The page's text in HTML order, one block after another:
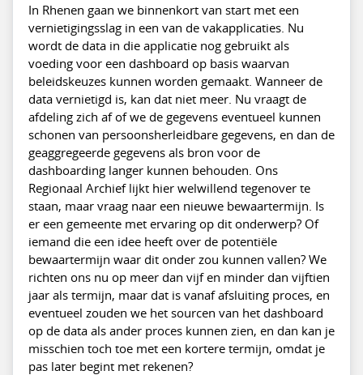
In Rhenen gaan we binnenkort van start met een
vernietigingsslag in een van de vakapplicaties. Nu
wordt de data in die applicatie nog gebruikt als
voeding voor een dashboard op basis waarvan
beleidskeuzes kunnen worden gemaakt. Wanneer de
data vernietigd is, kan dat niet meer. Nu vraagt de
afdeling zich af of we de gegevens eventueel kunnen
schonen van persoonsherleidbare gegevens, en dan de
geaggregeerde gegevens als bron voor de
dashboarding langer kunnen behouden. Ons
Regionaal Archief lijkt hier welwillend tegenover te
staan, maar vraag naar een nieuwe bewaartermijn. Is
er een gemeente met ervaring op dit onderwerp? Of
iemand die een idee heeft over de potentiële
bewaartermijn waar dit onder zou kunnen vallen? We
richten ons nu op meer dan vijf en minder dan vijftien
jaar als termijn, maar dat is vanaf afsluiting proces, en
eventueel zouden we het sourcen van het dashboard
op de data als ander proces kunnen zien, en dan kan je
misschien toch toe met een kortere termijn, omdat je
pas later begint met rekenen?